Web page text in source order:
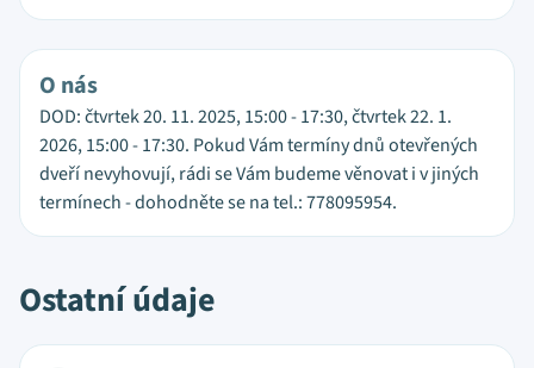
O nás
DOD: čtvrtek 20. 11. 2025, 15:00 - 17:30, čtvrtek 22. 1.
2026, 15:00 - 17:30. Pokud Vám termíny dnů otevřených
dveří nevyhovují, rádi se Vám budeme věnovat i v jiných
termínech - dohodněte se na tel.: 778095954.
Ostatní údaje